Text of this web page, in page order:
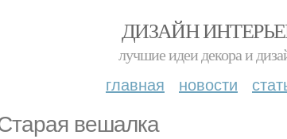
ДИЗАЙН
лучшие идеи декора и
главная новости
вешалка